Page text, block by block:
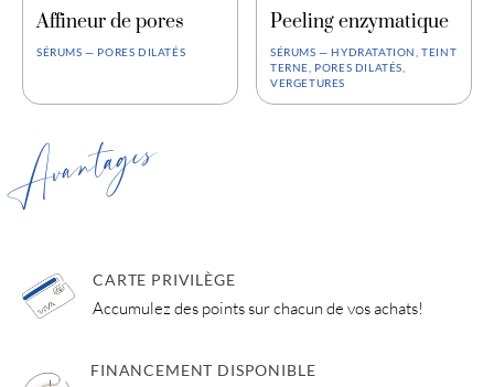
Affineur de pores
SÉRUMS — PORES DILATÉS
Peeling enzymatique
SÉRUMS — HYDRATATION, TEINT
TERNE, PORES DILATÉS,
VERGETURES
CARTE PRIVILÈGE
Accumulez des points sur chacun de vos achats!
FINANCEMENT DISPONIBLE